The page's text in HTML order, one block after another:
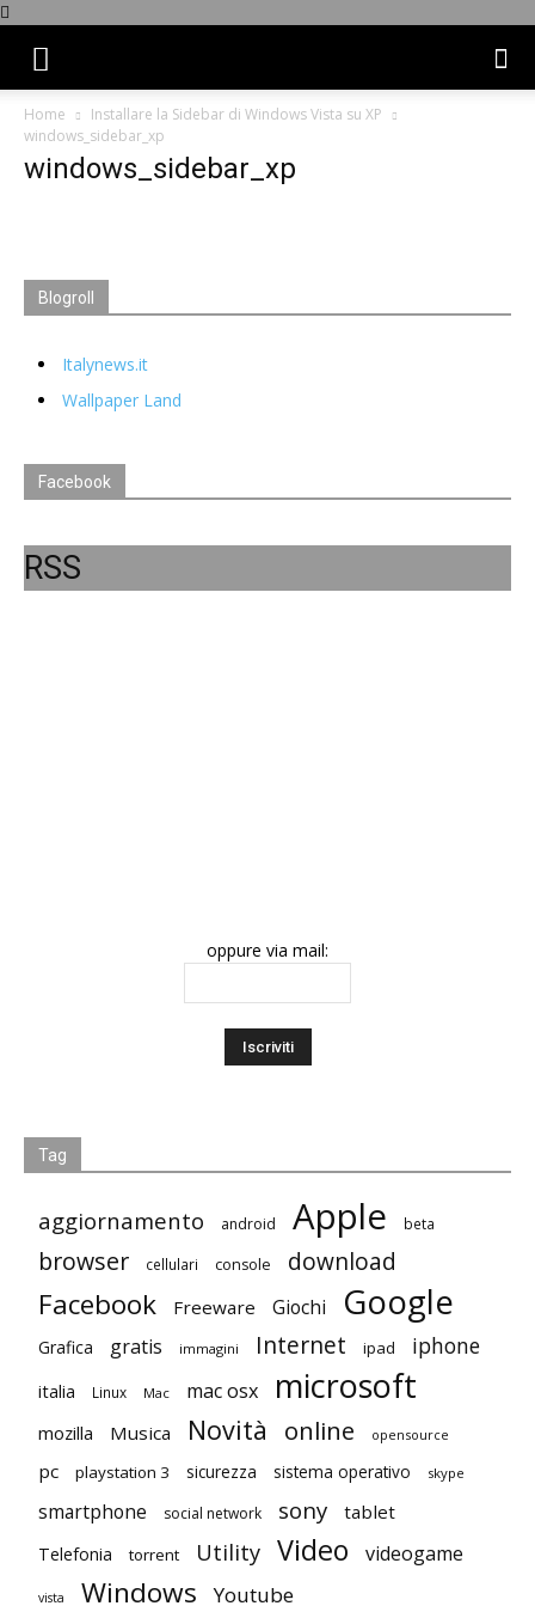
Home
Installare la Sidebar di Windows Vista su XP
windows_sidebar_xp
windows_sidebar_xp
Blogroll
Italynews.it
Wallpaper Land
Facebook
RSS
oppure via mail:
Tag
aggiornamento android Apple beta
browser cellulari console download
Facebook Freeware Giochi Google
Grafica gratis immagini Internet ipad iphone
italia Linux Mac mac osx microsoft
mozilla Musica Novità online opensource
pc playstation 3 sicurezza sistema operativo skype
smartphone social network sony tablet
Telefonia torrent Utility Video videogame
vista Windows Youtube